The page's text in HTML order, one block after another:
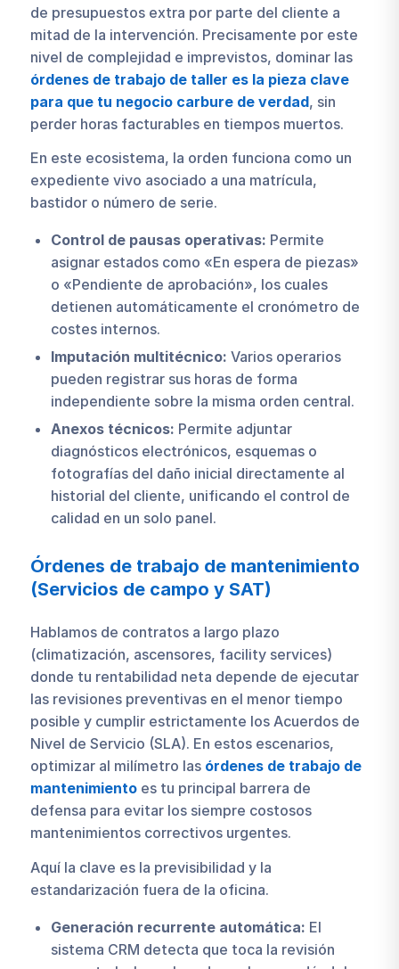
de presupuestos extra por parte del cliente a
mitad de la intervención. Precisamente por este
nivel de complejidad e imprevistos, dominar las
órdenes de trabajo de taller es la pieza clave
para que tu negocio carbure de verdad, sin
perder horas facturables en tiempos muertos.
En este ecosistema, la orden funciona como un
expediente vivo asociado a una matrícula,
bastidor o número de serie.
Control de pausas operativas: Permite
asignar estados como «En espera de piezas»
o «Pendiente de aprobación», los cuales
detienen automáticamente el cronómetro de
costes internos.
Imputación multitécnico: Varios operarios
pueden registrar sus horas de forma
independiente sobre la misma orden central.
Anexos técnicos: Permite adjuntar
diagnósticos electrónicos, esquemas o
fotografías del daño inicial directamente al
historial del cliente, unificando el control de
calidad en un solo panel.
Órdenes de trabajo de mantenimiento
(Servicios de campo y SAT)
Hablamos de contratos a largo plazo
(climatización, ascensores, facility services)
donde tu rentabilidad neta depende de ejecutar
las revisiones preventivas en el menor tiempo
posible y cumplir estrictamente los Acuerdos de
Nivel de Servicio (SLA). En estos escenarios,
optimizar al milímetro las órdenes de trabajo de
mantenimientoes tu principal barrera de
defensa para evitar los siempre costosos
mantenimientos correctivos urgentes.
Aquí la clave es la previsibilidad y la
estandarización fuera de la oficina.
Generación recurrente automática: El
sistema CRM detecta que toca la revisión